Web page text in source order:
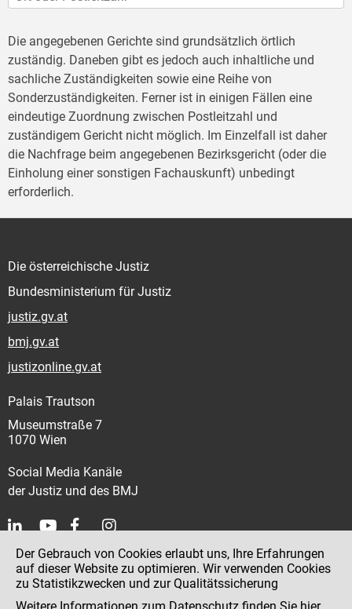
Die angegebenen Gerichte sind grundsätzlich örtlich
zuständig. Daneben gibt es jedoch auch inhaltliche und
sachliche Zuständigkeiten sowie eine Reihe von
Sonderzuständigkeiten. Ferner ist in einigen Fällen eine
eindeutige Zuordnung zwischen Postleitzahl und
zuständigem Gericht nicht möglich. Im Einzelfall ist daher
die Nachfrage beim angegebenen Bezirksgericht (oder die
Einholung einer sonstigen Fachauskunft) unbedingt
erforderlich.
Die österreichische Justiz
Bundesministerium für Justiz
justiz.gv.at
bmj.gv.at
justizonline.gv.at
Palais Trautson
Museumstraße 7
1070 Wien
Social Media Kanäle
der Justiz und des BMJ
Kontakt
Impressum
Der Gebrauch von Cookies erlaubt uns, Ihre Erfahrungen
auf dieser Website zu optimieren. Wir verwenden Cookies
zu Statistikzwecken und zur Qualitätssicherung